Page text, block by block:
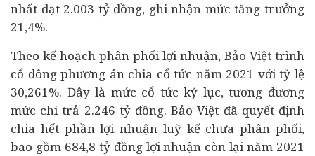
nhất đạt 2.003 tỷ đồng, ghi nhận mức tăng trưởng
21,4%.
Theo kế hoạch phân phối lợi nhuận, Bảo Việt trình
cổ đông phương án chia cổ tức năm 2021 với tỷ lệ
30,261%. Đây là mức cổ tức kỷ lục, tương đương
mức chi trả 2.246 tỷ đồng. Bảo Việt đã quyết định
chia hết phần lợi nhuận luỹ kế chưa phân phối,
bao gồm 684,8 tỷ đồng lợi nhuận còn lại năm 2021